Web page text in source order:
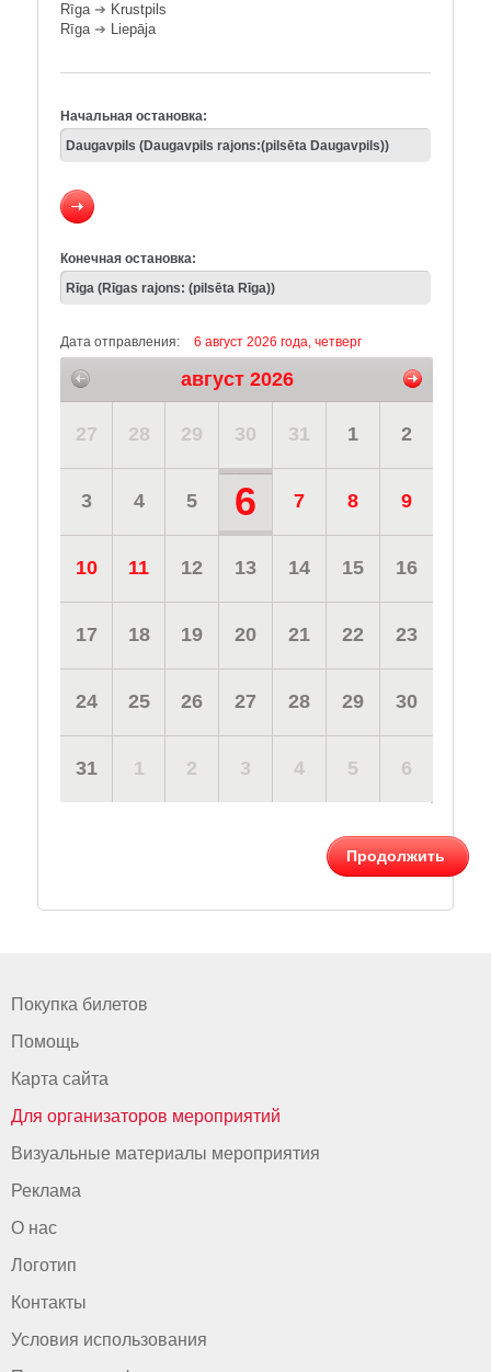
Rīga➔ Krustpils
Rīga➔ Liepāja
Начальная остановка:
Конечная остановка:
Дата отправления: 6 август 2026 года, четверг
август 2026
27 28 29 30 31 1 2
3 4 5 6 7 8 9
10 11 12 13 14 15 16
17 18 19 20 21 22 23
24 25 26 27 28 29 30
31 1 2 3 4 5 6
Продолжить
Покупка билетов
Помощь
Карта сайта
Для организаторов мероприятий
Визуальные материалы мероприятия
Реклама
О нас
Логотип
Контакты
Условия использования